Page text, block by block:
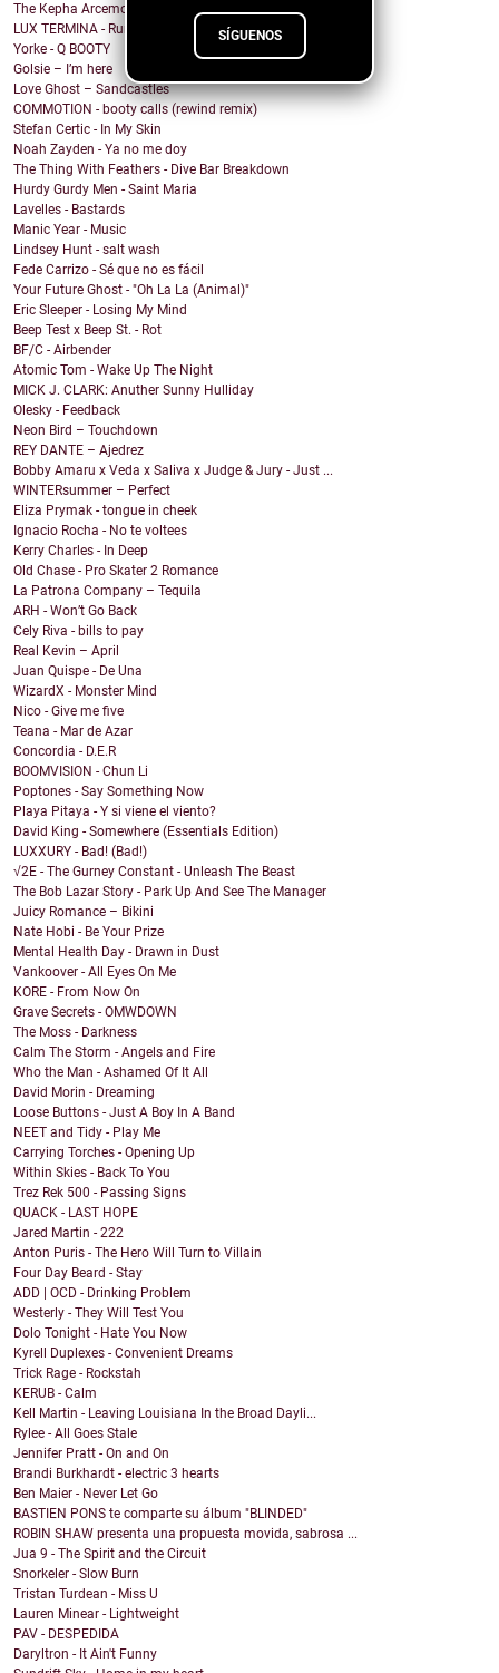
SÍGUENOS
The Kepha Arcemont Experiment - Southern Boy
LUX TERMINA - Run Rabbit Run
Yorke - Q BOOTY
Golsie – I’m here
Love Ghost – Sandcastles
COMMOTION - booty calls (rewind remix)
Stefan Certic - In My Skin
Noah Zayden - Ya no me doy
The Thing With Feathers - Dive Bar Breakdown
Hurdy Gurdy Men - Saint Maria
Lavelles - Bastards
Manic Year - Music
Lindsey Hunt - salt wash
Fede Carrizo - Sé que no es fácil
Your Future Ghost - "Oh La La (Animal)"
Eric Sleeper - Losing My Mind
Beep Test x Beep St. - Rot
BF/C - Airbender
Atomic Tom - Wake Up The Night
MICK J. CLARK: Anuther Sunny Hulliday
Olesky - Feedback
Neon Bird – Touchdown
REY DANTE – Ajedrez
Bobby Amaru x Veda x Saliva x Judge & Jury - Just ...
WINTERsummer – Perfect
Eliza Prymak - tongue in cheek
Ignacio Rocha - No te voltees
Kerry Charles - In Deep
Old Chase - Pro Skater 2 Romance
La Patrona Company – Tequila
ARH - Won’t Go Back
Cely Riva - bills to pay
Real Kevin – April
Juan Quispe - De Una
WizardX - Monster Mind
Nico - Give me five
Teana - Mar de Azar
Concordia - D.E.R
BOOMVISION - Chun Li
Poptones - Say Something Now
Playa Pitaya - Y si viene el viento?
David King - Somewhere (Essentials Edition)
LUXXURY - Bad! (Bad!)
√2E - The Gurney Constant - Unleash The Beast
The Bob Lazar Story - Park Up And See The Manager
Juicy Romance – Bikini
Nate Hobi - Be Your Prize
Mental Health Day - Drawn in Dust
Vankoover - All Eyes On Me
KORE - From Now On
Grave Secrets - OMWDOWN
The Moss - Darkness
Calm The Storm - Angels and Fire
Who the Man - Ashamed Of It All
David Morin - Dreaming
Loose Buttons - Just A Boy In A Band
NEET and Tidy - Play Me
Carrying Torches - Opening Up
Within Skies - Back To You
Trez Rek 500 - Passing Signs
QUACK - LAST HOPE
Jared Martin - 222
Anton Puris - The Hero Will Turn to Villain
Four Day Beard - Stay
ADD | OCD - Drinking Problem
Westerly - They Will Test You
Dolo Tonight - Hate You Now
Kyrell Duplexes - Convenient Dreams
Trick Rage - Rockstah
KERUB - Calm
Kell Martin - Leaving Louisiana In the Broad Dayli...
Rylee - All Goes Stale
Jennifer Pratt - On and On
Brandi Burkhardt - electric 3 hearts
Ben Maier - Never Let Go
BASTIEN PONS te comparte su álbum "BLINDED"
ROBIN SHAW presenta una propuesta movida, sabrosa ...
Jua 9 - The Spirit and the Circuit
Snorkeler - Slow Burn
Tristan Turdean - Miss U
Lauren Minear - Lightweight
PAV - DESPEDIDA
Daryltron - It Ain't Funny